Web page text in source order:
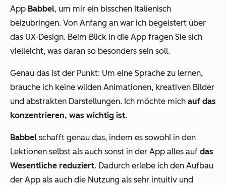
App Babbel, um mir ein bisschen Italienisch
beizubringen. Von Anfang an war ich begeistert über
das UX-Design. Beim Blick in die App fragen Sie sich
vielleicht, was daran so besonders sein soll.
Genau das ist der Punkt: Um eine Sprache zu lernen,
brauche ich keine wilden Animationen, kreativen Bilder
und abstrakten Darstellungen. Ich möchte mich auf das
konzentrieren, was wichtig ist.
Babbel schafft genau das, indem es sowohl in den
Lektionen selbst als auch sonst in der App alles auf das
Wesentliche reduziert. Dadurch erlebe ich den Aufbau
der App als auch die Nutzung als sehr intuitiv und